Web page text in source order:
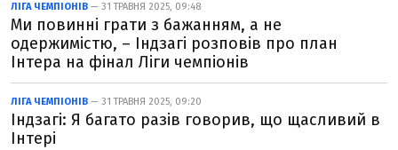
ЛІГА ЧЕМПІОНІВ — 31 ТРАВНЯ 2025, 09:48
Ми повинні грати з бажанням, а не
одержимістю, – Індзагі розповів про план
Інтера на фінал Ліги чемпіонів
ЛІГА ЧЕМПІОНІВ — 31 ТРАВНЯ 2025, 09:20
Індзагі: Я багато разів говорив, що щасливий в
Інтері